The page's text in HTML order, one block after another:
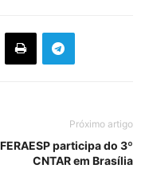
Próximo artigo
FERAESP participa do 3º
CNTAR em Brasília